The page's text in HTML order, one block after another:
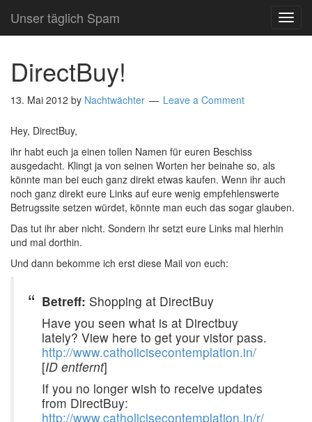
Unser täglich Spam
DirectBuy!
13. Mai 2012 by Nachtwächter Leave a Comment
Hey, DirectBuy,
ihr habt euch ja einen tollen Namen für euren Beschiss
ausgedacht. Klingt ja von seinen Worten her beinahe so, als
könnte man bei euch ganz direkt etwas kaufen. Wenn ihr auch
noch ganz direkt eure Links auf eure wenig empfehlenswerte
Betrugssite setzen würdet, könnte man euch das sogar glauben.
Das tut ihr aber nicht. Sondern ihr setzt eure Links mal hierhin
und mal dorthin.
Und dann bekomme ich erst diese Mail von euch:
Betreff: Shopping at DirectBuy
Have you seen what is at Directbuy
lately? View here to get your vistor pass.
http://www.catholicisecontemplation.in/
[ID entfernt]
If you no longer wish to receive updates
from DirectBuy:
http://www.catholicisecontemplation.in/r/